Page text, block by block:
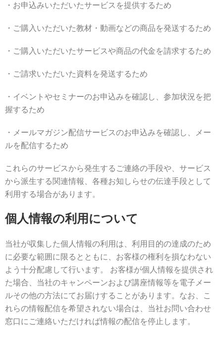
・お申込みいただいたサービスを提供するため
・ご購入いただいた教材・動画などの商品を発送するため
・ご購入いただいたサービスや商品の代金を請求するため
・ご請求いただいた資料を発送するため
・イベントやセミナーのお申込みを確認し、参加状況を把
握するため
・メールマガジン配信サービスのお申込みを確認し、メー
ルを配信するため
これらのサービスから発生するご連絡の手段や、サービス
から派生する関連情報、各種お知しらせの伝達手段として
利用する場合があります。
個人情報の利用について
当社が収集した個人情報の利用は、利用目的の達成のため
に必要な範囲に限るとともに、お客様の権利を損なわない
よう十分配慮して行います。 お客様が個人情報を提供され
た場合、当社のキャンペーンおよび講座情報等を電子メー
ルその他の方法にてお届けすることがあります。なお、こ
れらの情報配信を希望されない場合は、当社お問い合わせ
窓口にご連絡いただければ情報の配信を停止します。